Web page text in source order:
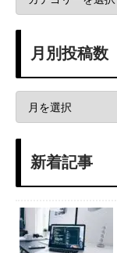
月別投稿数
新着記事